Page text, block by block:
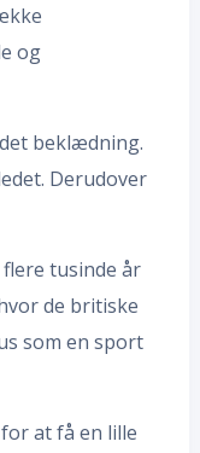
og
beklædning.
Derudover
tusinde år
de britiske
som en sport
at få en lille